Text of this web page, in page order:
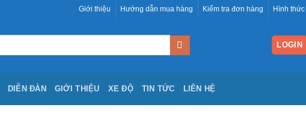
Giới thiệu Hướng dẫn mua hàng Kiểm tra đơn hàng Hình
LOGIN
DIỄN ĐÀN GIỚI THIỆU XE ĐỘ TIN TỨC LIÊN HỆ